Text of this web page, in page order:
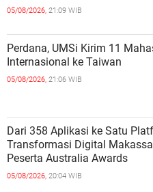
05/08/2026, 21:09 WIB
Perdana, UMSi Kirim 11
Internasional ke Taiwan
05/08/2026, 21:06 WIB
Dari 358 Aplikasi ke Satu
Transformasi Digital
Peserta Australia Awards
05/08/2026, 20:04 WIB